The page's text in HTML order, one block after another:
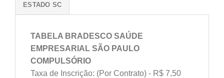
ESTADO SC
TABELA BRADESCO SAÚDE
EMPRESARIAL SÃO PAULO
COMPULSÓRIO
Taxa de Inscrição: (Por Contrato) - R$ 7,50